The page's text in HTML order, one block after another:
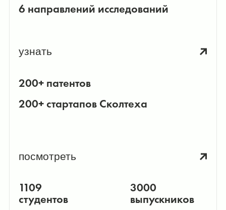
6 направлений исследований
узнать
200+ патентов
200+ стартапов Сколтеха
посмотреть
1109
студентов
3000
выпускников